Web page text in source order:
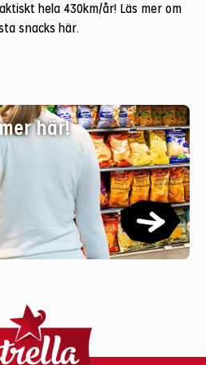
hela 430km/år! Läs mer om
snacks här.
här!